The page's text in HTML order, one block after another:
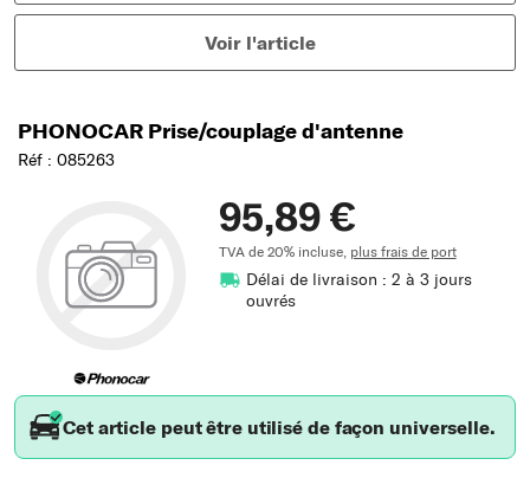
Voir l'article
PHONOCAR Prise/couplage d'antenne
Réf : 085263
95,89 €
TVA de 20% incluse, plus frais de port
Délai de livraison : 2 à 3 jours
ouvrés
Cet article peut être utilisé de façon universelle.